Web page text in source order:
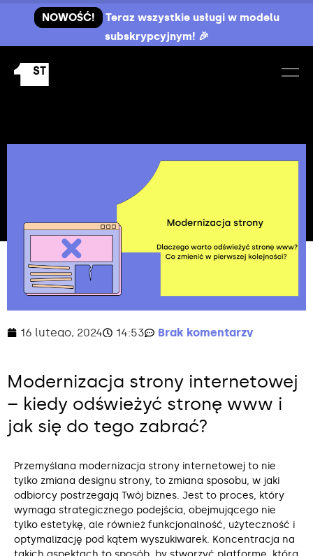
NOWOŚĆ!
Teraz wszystkie usługi w modelu
subskrypcyjnym! 🎉
16 lutego, 2024 14:53 Brak komentarzy
Modernizacja strony internetowej
– kiedy odświeżyć stronę www i
jak się do tego zabrać?
Przemyślana modernizacja strony internetowej to nie
tylko zmiana designu strony, to zmiana sposobu, w jaki
odbiorcy postrzegają Twój biznes. Jest to proces, który
wymaga strategicznego podejścia, obejmującego nie
tylko estetykę, ale również funkcjonalność, użyteczność i
optymalizację pod kątem wyszukiwarek. Koncentracja na